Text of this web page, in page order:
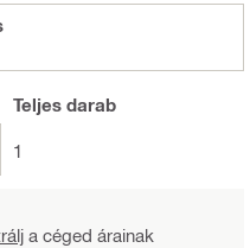
Teljesdarab
1
a céged árainak